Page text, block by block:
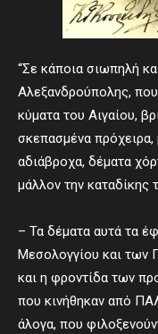
“Σε κάποια σιωπηλή
Αλεξανδρούπολης,
κύματα του Αιγαίου,
σκεπασμένα πρόχειρα,
αδιάβροχα, δέματα
μάλλον την καταδίκης
– Τα δέματα αυτά τα
Μεσολογγίου και των
και η φροντίδα των
που κινήθηκαν από
άλογα, που